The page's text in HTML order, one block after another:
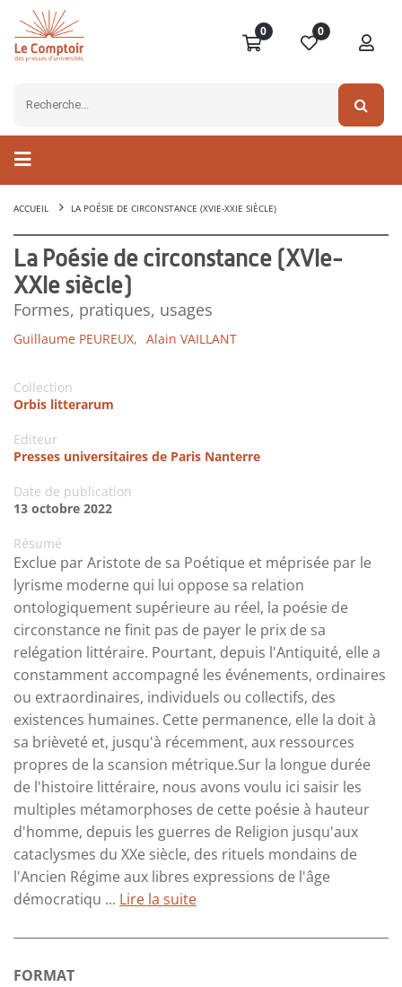
0 0
ACCUEIL LA POÉSIE DE CIRCONSTANCE (XVIE-XXIE SIÈCLE)
La Poésie de circonstance (XVIe-
XXIe siècle)
Formes, pratiques, usages
Guillaume PEUREUX, Alain VAILLANT
Collection
Orbis litterarum
Editeur
Presses universitaires de Paris Nanterre
Date de publication
13 octobre 2022
Résumé
Exclue par Aristote de sa Poétique et méprisée par le
lyrisme moderne qui lui oppose sa relation
ontologiquement supérieure au réel, la poésie de
circonstance ne finit pas de payer le prix de sa
relégation littéraire. Pourtant, depuis l'Antiquité, elle a
constamment accompagné les événements, ordinaires
ou extraordinaires, individuels ou collectifs, des
existences humaines. Cette permanence, elle la doit à
sa brièveté et, jusqu'à récemment, aux ressources
propres de la scansion métrique.Sur la longue durée
de l'histoire littéraire, nous avons voulu ici saisir les
multiples métamorphoses de cette poésie à hauteur
d'homme, depuis les guerres de Religion jusqu'aux
cataclysmes du XXe siècle, des rituels mondains de
l'Ancien Régime aux libres expressions de l'âge
démocratiqu ... Lire la suite
FORMAT